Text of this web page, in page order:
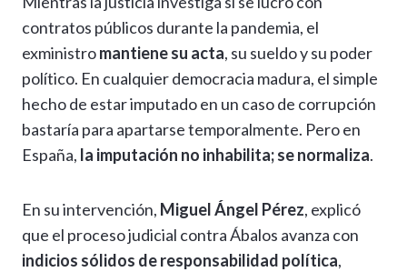
contratos públicos durante la pandemia, el
exministromantiene su acta, su sueldo y su poder
político. En cualquier democracia madura, el simple
hecho de estar imputado en un caso de corrupción
bastaría para apartarse temporalmente. Pero en
España, la imputación no inhabilita; se normaliza.
En su intervención, Miguel Ángel Pérez, explicó
que el proceso judicial contra Ábalos avanza con
indicios sólidos de responsabilidad política,